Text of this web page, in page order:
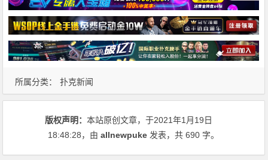
所属分类： 扑克新闻
版权声明：本站原创文章，于2021年1月19日
18:48:28，由allnewpuke 发表，共 690 字。